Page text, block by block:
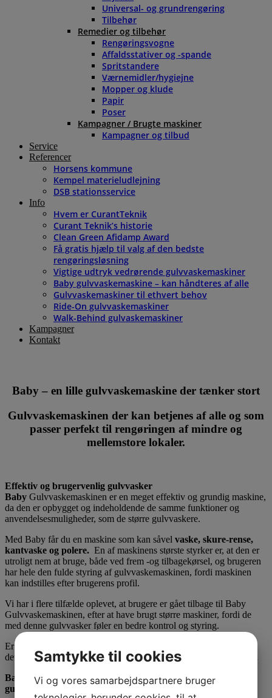
Universal- og grundrengøring
Tilbehør
Remedier og tilbehør
Rengøringsvogne
Affaldsstativer og -spande
Spritstandere
Værnemidler/hygiejne
Mopper og klude
Papir
Poser
Kampagner / Brugte maskiner
Kampagner og tilbud
Service
Referencer
Horsens kommune
Kempel materieludlejning
DSB stationsservice
Info
Hvem er CurantTeknik
Curant Teknik’s historie
Clean Green Afidamp Award
Få gratis hjælp til valg af den bedste
rengøringsløsning
Vigtige udtryk vedrørende gulvvaskemaskiner
Baby gulvvaskemaskine – kan håndteres af alle
Gulvvaskemaskiner til ethvert behov
Ride-On gulvvaskemaskiner
Walk-Behind gulvaskemaskiner
Kampagner
Kontakt
Baby – en lille gulvvaskemaskine der tænker stort
Gulvvaskemaskinen der kan betjenes af alle og som
passer perfekt til rengøringen af mindre og
mellemstore lokaler.
Effektiv og brugervenlig gulvvasker
Baby Gulvvaskemaskinen er en meget effektiv og grundig maskine,
da den er opbygget og indeholdende de samme funktioner og
anvendelsesmuligheder, som de større gulvvaskere.
Med Baby får du en maskine som kan såvel vaske, skure-rense,
kantvaske og polere. En af maskinens største styrker er, at den er
utroligt nem at bruge, både ved frem -og tilbagekørsel, og brugeren
har hele den fulde styring af gulvvaskemaskinen, fordi maskinen
kan indstilles efter brugerens profil.
Vi har i flere tilfælde oplevet, at brugere er gået tilbage til Baby
Gulvvaskemaskinen, efter at have brugt større maskiner, fordi de
med denne gulvvasker føler en bedre kontrol og styring.
Er der flere brugere der skal benytte Baby Gulvvaskemaskinen er
det intet problem, da den nemt kan indstilles efter brugerens profil
.
Baby Gulvvaskemaskinen er den lille men effektive
gulvvaskemaskine, der kan bruges af alle.
Samtykke til cookies
Vi og vores samarbejdspartnere bruger